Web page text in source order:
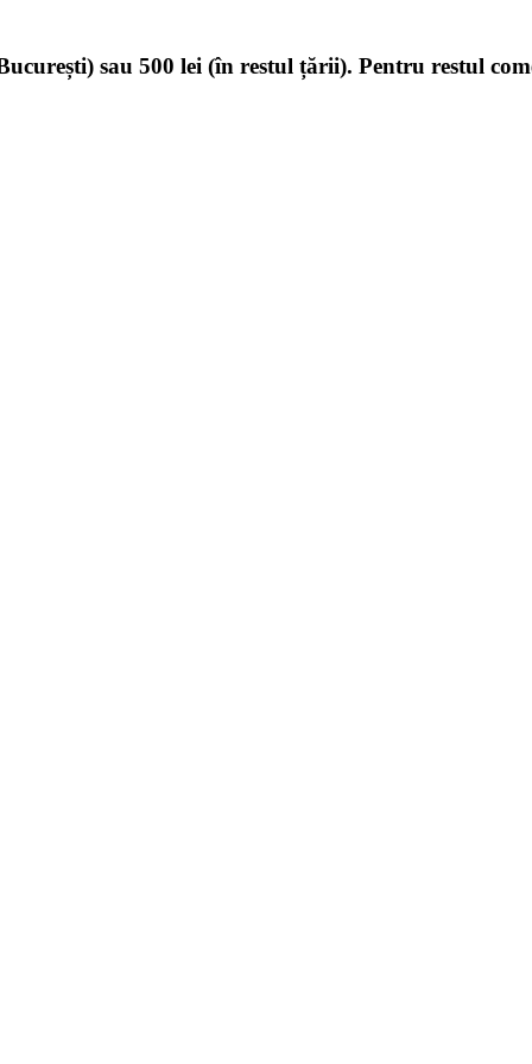
sau 500 lei (în restul țării). Pentru restul